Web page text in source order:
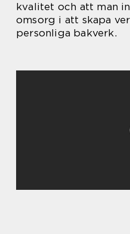
kvalitet och att man
omsorg i att skapa
personliga bakverk.